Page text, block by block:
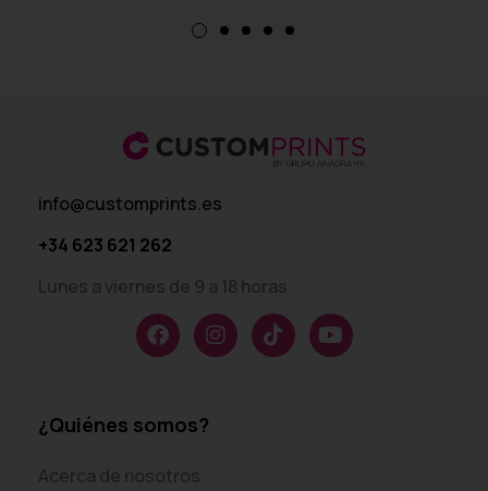
info@customprints.es
+34 623 621 262
Lunes a viernes de 9 a 18 horas
¿Quiénes somos?
Acerca de nosotros